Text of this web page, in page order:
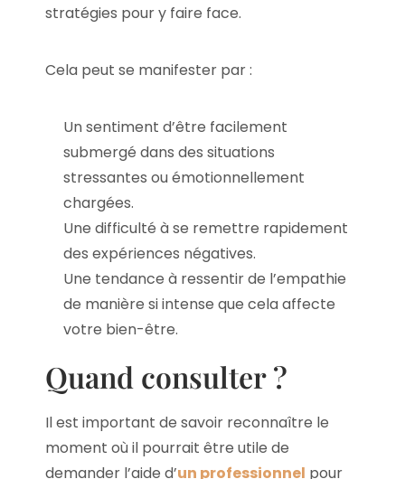
stratégies pour y faire face.
Cela peut se manifester par :
Un sentiment d’être facilement
submergé dans des situations
stressantes ou émotionnellement
chargées.
Une difficulté à se remettre rapidement
des expériences négatives.
Une tendance à ressentir de l’empathie
de manière si intense que cela affecte
votre bien-être.
Quand consulter ?
Il est important de savoir reconnaître le
moment où il pourrait être utile de
demander l’aide d’un professionnel pour